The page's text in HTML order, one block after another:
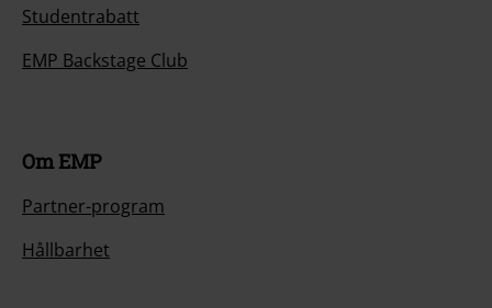
Studentrabatt
EMP Backstage Club
Om EMP
Partner-program
Hållbarhet